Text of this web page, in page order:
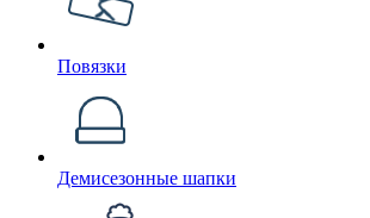
Повязки
Демисезонные шапки